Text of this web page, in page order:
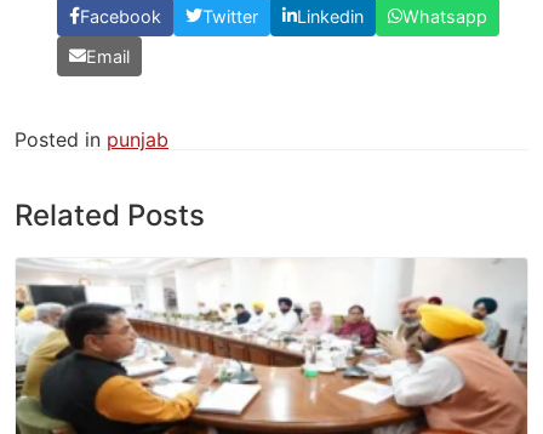
Facebook Twitter Linkedin
Whatsapp
Email
Posted in punjab
Related Posts